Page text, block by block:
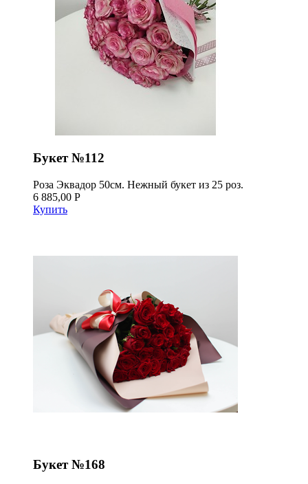
Букет №112
Роза Эквадор 50см. Нежный букет из 25 роз.
6 885,00 Р
Купить
Букет №168